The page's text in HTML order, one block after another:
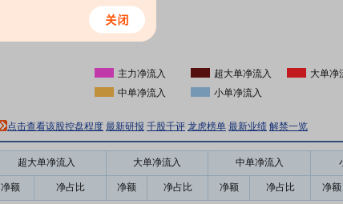
主力净流入 超大单净流入
大单净
中单净流入
小单净流入
点击查看该股控盘程度 最新研报 千股千评 龙虎榜单 最新业绩 解禁一览
超大单净流入 大单净流入 中单净流入
净额 净占比 净额 净占比 净额 净占比 净额